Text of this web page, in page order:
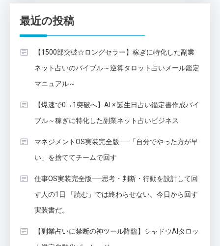
最近の投稿
【1500部突破☆ロングセラー】稼ぎに特化した副業
ネット占いのバイブル～逆算タロット占いメール鑑定
マニュアル～
【爆速で0→1突破へ】AI × 誕生日占い鑑定書作成バイ
ブル～稼ぎに特化した副業ネット占いビジネス
マネジメントOS実装完全版──「自分でやった方が早
い」を捨ててチームで回す
仕事OS実装完全版──思考・判断・行動を設計して回
す人の1日 「読む」では終わらせない。今日から回す
実装書だ。
【副業占いに禁断の神ツール降臨】シャドウAIタロッ